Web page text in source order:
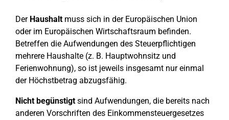
Der Haushaltmuss sich in der Europäischen Union
oder im Europäischen Wirtschaftsraum befinden.
Betreffen die Aufwendungen des Steuerpflichtigen
mehrere Haushalte (z. B. Hauptwohnsitz und
Ferienwohnung), so ist jeweils insgesamt nur einmal
der Höchstbetrag abzugsfähig.
Nicht begünstigtsind Aufwendungen, die bereits nach
anderen Vorschriften des Einkommensteuergesetzes